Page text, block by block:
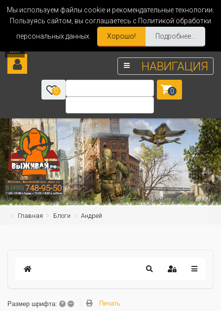
Мы используем файлы cookie и рекомендательные технологии.
Пользуясь сайтом, вы соглашаетесь с Политикой обработки
персональных данных.
Хорошо! Подробнее...
НАВИГАЦИЯ
0 0
Главная Блоги Андрей
Размер шрифта: + – Печать